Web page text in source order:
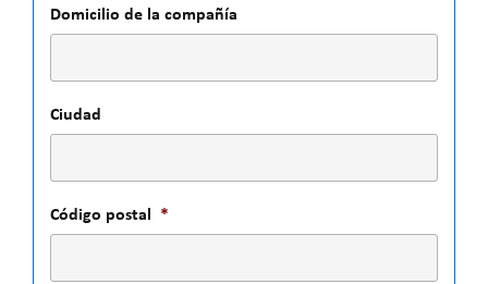
Domicilio de la compañía
Ciudad
Código postal *